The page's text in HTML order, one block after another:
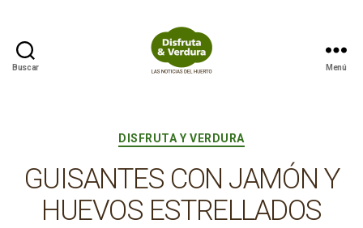
Buscar Menú
Categorías
DISFRUTA Y VERDURA
GUISANTES CON JAMÓN Y
HUEVOS ESTRELLADOS